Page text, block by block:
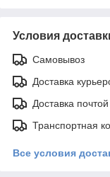
Условия
Самовывоз
Доставка
Доставка почтой
Транспортная
Все условия